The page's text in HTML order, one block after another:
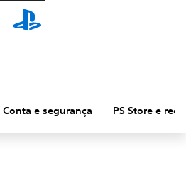
Conta e segurança PS Store e